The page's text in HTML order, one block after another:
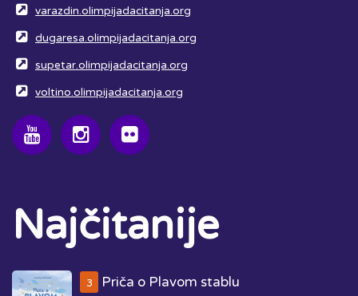
varazdin.olimpijadacitanja.org
dugaresa.olimpijadacitanja.org
supetar.olimpijadacitanja.org
voltino.olimpijadacitanja.org
Najčitanije
3
Priča o Plavom stablu